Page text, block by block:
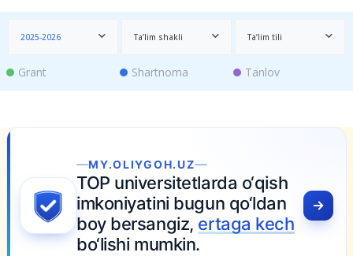
2025-2026 Ta’lim shakli Ta’lim tili
Grant Shartnoma Tanlov
MY.OLIYGOH.UZ
TOP universitetlarda o‘qish
imkoniyatini bugun qo‘ldan
boy bersangiz, ertaga kech
bo‘lishi mumkin.